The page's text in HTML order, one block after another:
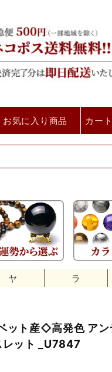
お気に入り商品 カー
ヤ ラ
ベット産◇高発色 ア
ット _U7847